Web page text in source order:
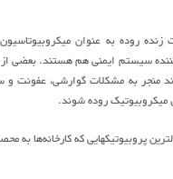
روده به عنوان
سیستم ایمنی هم هستند. بعضی از
منجر به مشکلات گوارشی،
میکروبیوتیک روده شوند.
پروبیوتیکهایی که کارخانه‌ها به